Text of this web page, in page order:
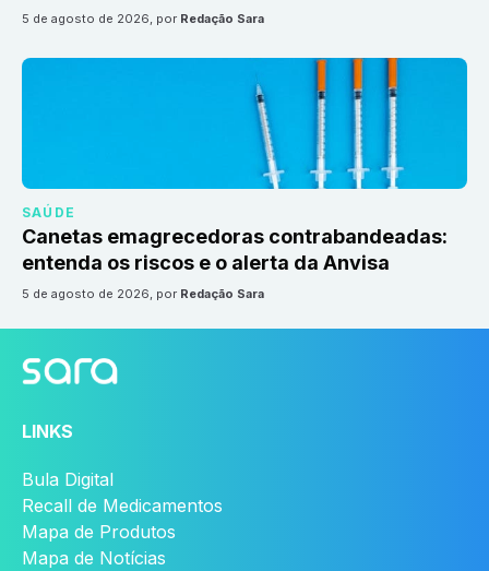
5 de agosto de 2026, por Redação Sara
SAÚDE
Canetas emagrecedoras contrabandeadas:
entenda os riscos e o alerta da Anvisa
5 de agosto de 2026, por Redação Sara
LINKS
Bula Digital
Recall de Medicamentos
Mapa de Produtos
Mapa de Notícias